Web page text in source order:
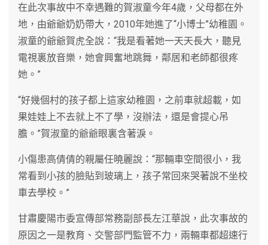
在此次事故中不幸遇難的賀淑童今年4歲，父母都在外
地，由爺爺奶奶帶大，2010年她進了“小博士”幼稚園。
淑童的爺爺賀虎全說：“我是看著她一天天長大，聽見
電視裏放音樂，她會興奮地跳舞，鄰居和老師都很疼
她。”
“好幾個村的孩子都上這家幼稚園，之前車就超載，如
果娃娃上不去就上不了學，沒辦法，還是會提心吊
膽。”賀淑童的爺爺眼裏含著淚。
小傷患高倩倩的親屬任曉麗說：“那輛車空間很小，我
常看到小孩的臉貼到玻璃上，孩子常回來哭著說不坐校
車去學校。”
甘肅慶陽市委宣傳部常務副部長左江華說，此次事故的
原因之一是教育、交警部門監管不力，兩輛車都超速行